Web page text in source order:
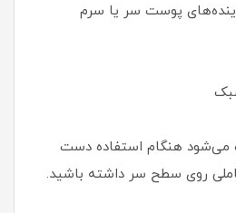
پوست سر یا سرم
می‌شود هنگام استفاده دست
روی سطح سر داشته باشید.